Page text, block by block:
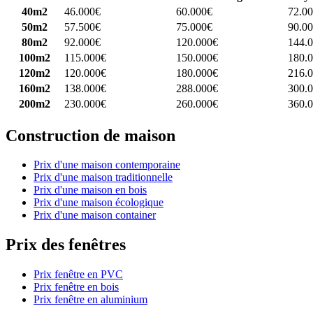
40m2
46.000€ 60.000€
50m2
57.500€ 75.000€
80m2
92.000€ 120.000€
100m2
115.000€ 150.000€
120m2
120.000€ 180.000€
160m2
138.000€ 288.000€
200m2
230.000€ 260.000€
Construction de maison
Prix d'une maison contemporaine
Prix d'une maison traditionnelle
Prix d'une maison en bois
Prix d'une maison écologique
Prix d'une maison container
Prix des fenêtres
Prix fenêtre en PVC
Prix fenêtre en bois
Prix fenêtre en aluminium